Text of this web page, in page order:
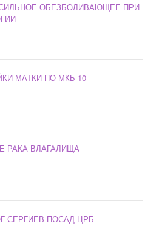
ОБЕЗБОЛИВАЮЩЕЕ ПРИ
МАТКИ ПО МКБ 10
РАКА ВЛАГАЛИЩА
СЕРГИЕВ ПОСАД ЦРБ